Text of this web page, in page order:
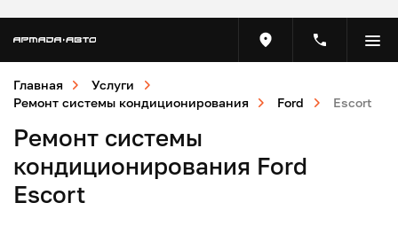
Главная
Услуги
Ремонт системы кондиционирования
Ford Escort
Ремонт системы
кондиционирования Ford
Escort